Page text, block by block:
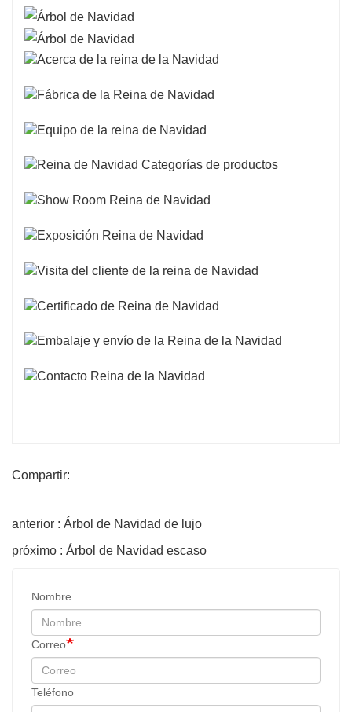
Compartir:
anterior : Árbol de Navidad de lujo
próximo : Árbol de Navidad escaso
Nombre
Correo
Teléfono